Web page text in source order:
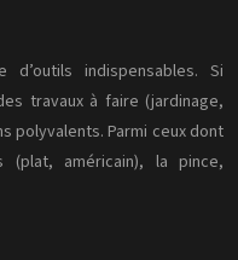
indispensables. Si
travaux à faire (jardinage,
polyvalents. Parmi ceux dont
américain), la pince,